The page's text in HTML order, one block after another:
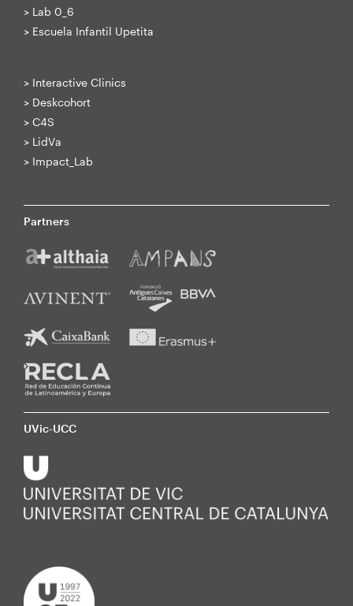
> Lab 0_6
> Escuela Infantil Upetita
> Interactive Clinics
> Deskcohort
> C4S
> LidVa
> Impact_Lab
Partners
UVic-UCC